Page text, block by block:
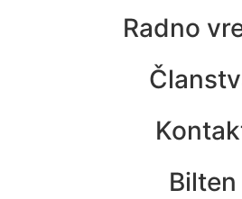
Radno
Bilten